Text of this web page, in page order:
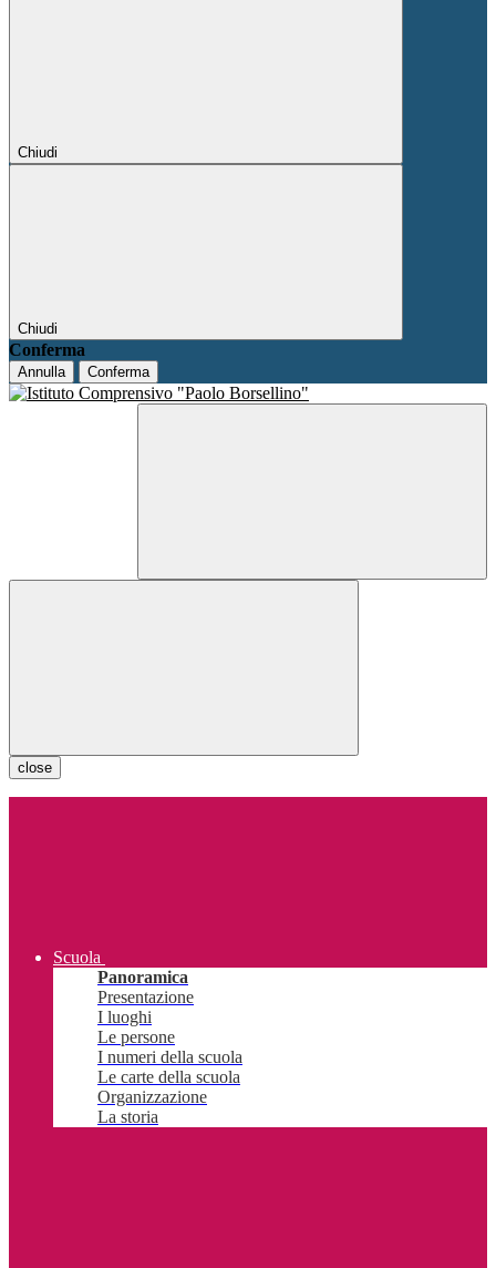
Chiudi
Chiudi
Conferma
Annulla Conferma
close
Scuola
Panoramica
Presentazione
I luoghi
Le persone
I numeri della scuola
Le carte della scuola
Organizzazione
La storia